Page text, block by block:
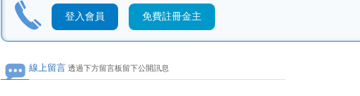
登入會員 免費註冊金主
線上留言 透過下方留言板留下公開訊息